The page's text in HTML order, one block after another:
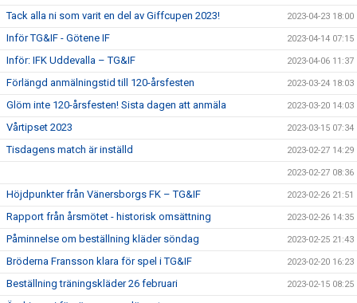
Tack alla ni som varit en del av Giffcupen 2023! 2023-04-23 18:00
Inför TG&IF - Götene IF 2023-04-14 07:15
Inför: IFK Uddevalla – TG&IF 2023-04-06 11:37
Förlängd anmälningstid till 120-årsfesten 2023-03-24 18:03
Glöm inte 120-årsfesten! Sista dagen att anmäla 2023-03-20 14:03
Vårtipset 2023 2023-03-15 07:34
Tisdagens match är inställd 2023-02-27 14:29
2023-02-27 08:36
Höjdpunkter från Vänersborgs FK – TG&IF 2023-02-26 21:51
Rapport från årsmötet - historisk omsättning 2023-02-26 14:35
Påminnelse om beställning kläder söndag 2023-02-25 21:43
Bröderna Fransson klara för spel i TG&IF 2023-02-20 16:23
Beställning träningskläder 26 februari 2023-02-15 08:25